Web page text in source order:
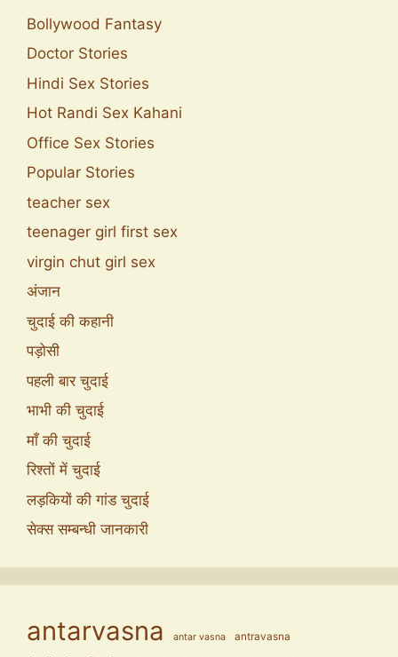
Bollywood Fantasy
Doctor Stories
Hindi Sex Stories
Hot Randi Sex Kahani
Office Sex Stories
Popular Stories
teacher sex
teenager girl first sex
virgin chut girl sex
अंजान
चुदाई की कहानी
पड़ोसी
पहली बार चुदाई
भाभी की चुदाई
माँ की चुदाई
रिश्तों में चुदाई
लड़कियों की गांड चुदाई
सेक्स सम्बन्धी जानकारी
antarvasna antar vasna antravasna